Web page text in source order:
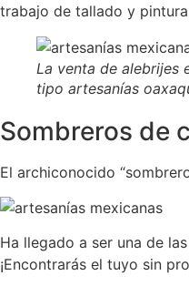
trabajo de tallado y
La venta de alebrijes
tipo artesanías
Sombreros de
El archiconocido
Ha llegado a ser una de
¡Encontrarás el tuyo sin